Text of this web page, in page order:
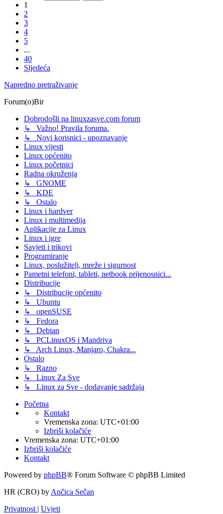
1
2
3
4
5
...
40
Sljedeća
Napredno pretraživanje
Forum(o)Bir
Dobrodošli na linuxzasve.com forum
↳ Važno! Pravila foruma.
↳ Novi korisnici - upoznavanje
Linux vijesti
Linux općenito
Linux početnici
Radna okruženja
↳ GNOME
↳ KDE
↳ Ostalo
Linux i hardver
Linux i multimedija
Aplikacije za Linux
Linux i igre
Savjeti i trikovi
Programiranje
Linux, poslužitelj, mreže i sigurnost
Pametni telefoni, tableti, netbook prijenosnici...
Distribucije
↳ Distribucije općenito
↳ Ubuntu
↳ openSUSE
↳ Fedora
↳ Debian
↳ PCLinuxOS i Mandriva
↳ Arch Linux, Manjaro, Chakra...
Ostalo
↳ Razno
↳ Linux Za Sve
↳ Linux za Sve - dodavanje sadržaja
Početna
Kontakt
Vremenska zona: UTC+01:00
Izbriši kolačiće
Vremenska zona: UTC+01:00
Izbriši kolačiće
Kontakt
Powered by phpBB® Forum Software © phpBB Limited
HR (CRO) byAnčica Sečan
Privatnost
Uvjeti